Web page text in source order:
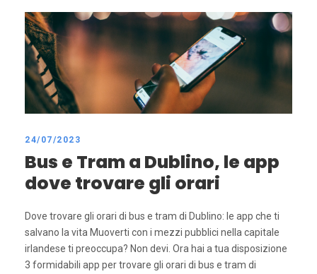
24/07/2023
Bus e Tram a Dublino, le app
dove trovare gli orari
Dove trovare gli orari di bus e tram di Dublino: le app che ti
salvano la vita Muoverti con i mezzi pubblici nella capitale
irlandese ti preoccupa? Non devi. Ora hai a tua disposizione
3 formidabili app per trovare gli orari di bus e tram di